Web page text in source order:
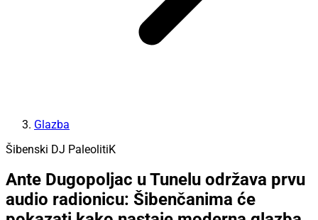
Glazba
Šibenski DJ PaleolitiK
Ante Dugopoljac u Tunelu održava prvu
audio radionicu: Šibenčanima će